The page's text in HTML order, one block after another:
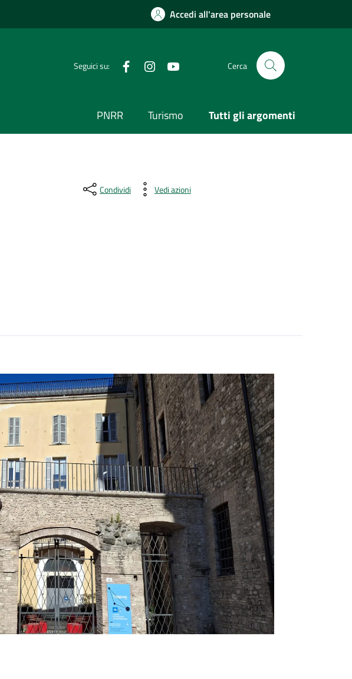
Accedi all'area personale
Seguici su: Visita la nostra pagina Facebook
Segui il nostro profilo su Instagram
Visita il nostro canale YouTube
Cerca
PNRR Turismo Tutti gli argomenti
Condividi Vedi azioni